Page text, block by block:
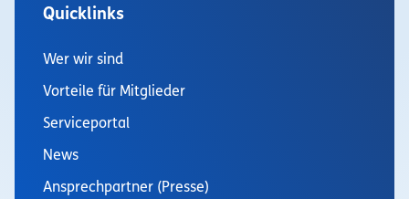
Quicklinks
Wer wir sind
Vorteile für Mitglieder
Serviceportal
News
Ansprechpartner (Presse)